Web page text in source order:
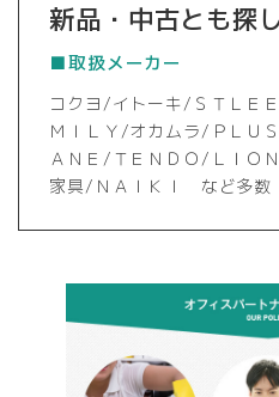
新品・中古とも探
■取扱メーカー
コクヨ/イトーキ/ＳＴＬＥ
ＭＩＬＹ/オカムラ/ＰＬＵ
ＡＮＥ/ＴＥＮＤＯ/ＬＩＯ
家具/ＮＡＩＫＩ など多数